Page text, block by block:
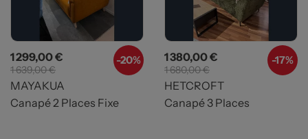
-20%
Prix
1 299,00 € Prix de base
1 639,00 €
MAYAKUA
Canapé 2 Places Fixe
-17%
Prix
1 380,00 € Prix de base
1 680,00 €
HETCROFT
Canapé 3 Places